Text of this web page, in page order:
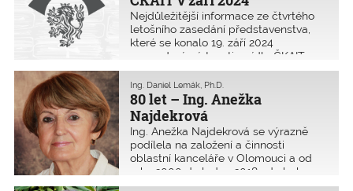
Nejdůležitější informace ze čtvrtého
letošního zasedání představenstva,
které se konalo 19. září 2024
v zasedací místnosti v sídle ČKAIT.
Přítomno bylo 14 členů
představenstva.
80 let – Ing. Anežka
Najdekrová
Ing. Daniel Lemák, Ph.D.
Ing. Anežka Najdekrová se výrazně
podílela na založení a činnosti
oblastní kanceláře v Olomouci a od
roku 2000 do ledna 2018 zde byla
předsedkyní oblasti.